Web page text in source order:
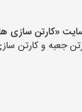
سازی ها» دیده ام و
جعبه و کارتن